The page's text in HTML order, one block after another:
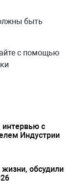
быть
с помощью
интервью с
Индустрии
обсудили